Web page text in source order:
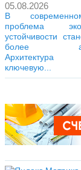
05.08.2026
В
проблема
устойчивости
более
ключевую...